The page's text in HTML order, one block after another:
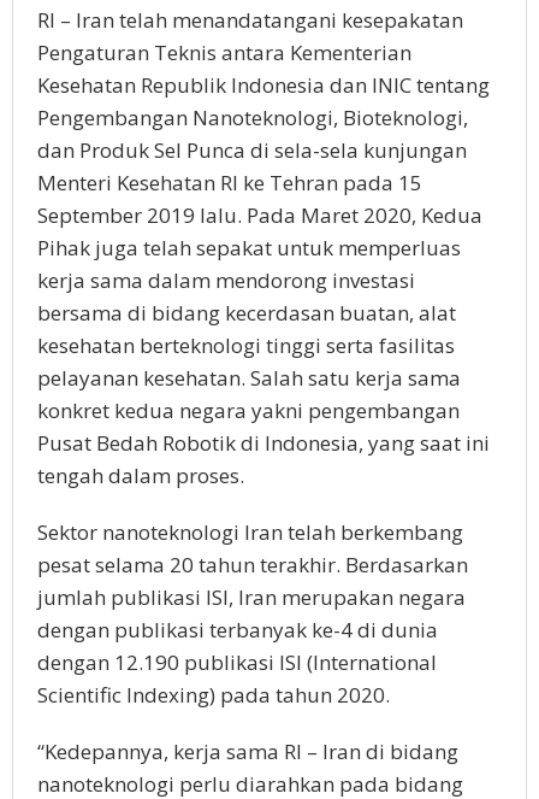
RI – Iran telah menandatangani kesepakatan
Pengaturan Teknis antara Kementerian
Kesehatan Republik Indonesia dan INIC tentang
Pengembangan Nanoteknologi, Bioteknologi,
dan Produk Sel Punca di sela-sela kunjungan
Menteri Kesehatan RI ke Tehran pada 15
September 2019 lalu. Pada Maret 2020, Kedua
Pihak juga telah sepakat untuk memperluas
kerja sama dalam mendorong investasi
bersama di bidang kecerdasan buatan, alat
kesehatan berteknologi tinggi serta fasilitas
pelayanan kesehatan. Salah satu kerja sama
konkret kedua negara yakni pengembangan
Pusat Bedah Robotik di Indonesia, yang saat ini
tengah dalam proses.
Sektor nanoteknologi Iran telah berkembang
pesat selama 20 tahun terakhir. Berdasarkan
jumlah publikasi ISI, Iran merupakan negara
dengan publikasi terbanyak ke-4 di dunia
dengan 12.190 publikasi ISI (International
Scientific Indexing) pada tahun 2020.
“Kedepannya, kerja sama RI – Iran di bidang
nanoteknologi perlu diarahkan pada bidang